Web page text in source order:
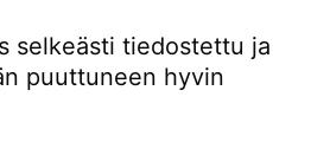
selkeästi tiedostettu ja
puuttuneen hyvin